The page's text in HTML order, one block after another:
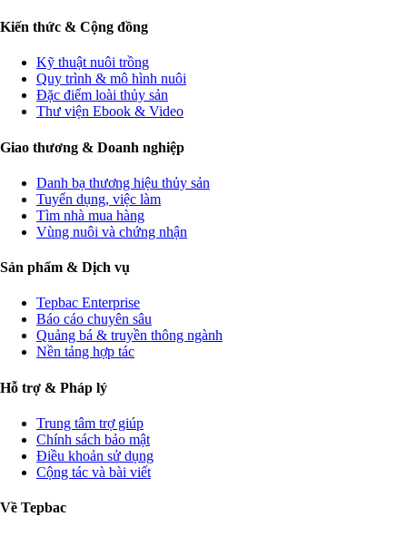
Kiến thức & Cộng đồng
Kỹ thuật nuôi trồng
Quy trình & mô hình nuôi
Đặc điểm loài thủy sản
Thư viện Ebook & Video
Giao thương & Doanh nghiệp
Danh bạ thương hiệu thủy sản
Tuyển dụng, việc làm
Tìm nhà mua hàng
Vùng nuôi và chứng nhận
Sản phẩm & Dịch vụ
Tepbac Enterprise
Báo cáo chuyên sâu
Quảng bá & truyền thông ngành
Nền tảng hợp tác
Hỗ trợ & Pháp lý
Trung tâm trợ giúp
Chính sách bảo mật
Điều khoản sử dụng
Cộng tác và bài viết
Về Tepbac